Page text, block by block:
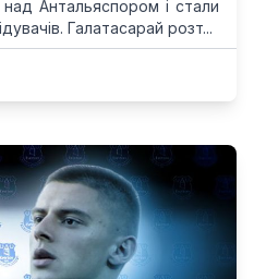
Антальяспором і стали
Галатасарай розт...